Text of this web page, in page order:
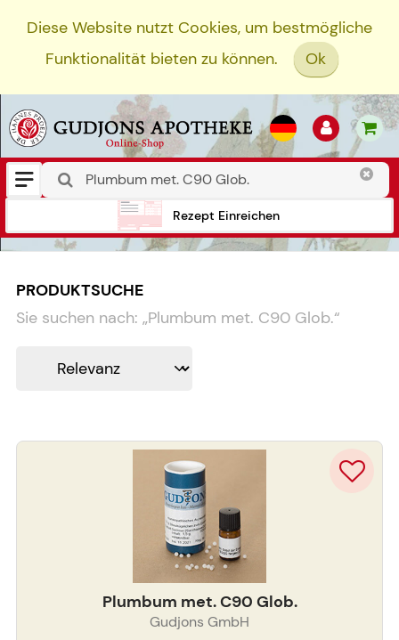
Diese Website nutzt Cookies, um bestmögliche
Funktionalität bieten zu können.
Ok
Rezept Einreichen
PRODUKTSUCHE
Sie suchen nach: „Plumbum met. C90 Glob.“
Plumbum met. C90 Glob.
Gudjons GmbH